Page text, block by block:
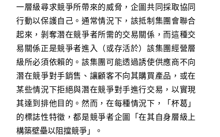
一層級尋求競爭所帶來的威脅，企圖共同採取協同
行動以保護自己。通常情況下，該抵制集團會聯合
起來，剝奪潛在競爭者所需的交易關係，而這種交
易關係正是競爭者進入（或存活於）該集團經營層
級所必須依賴的。該集團可能透過誘使供應商不向
潛在競爭對手銷售、讓顧客不向其購買產品，或在
某些情況下拒絕與潛在競爭對手進行交易，以實現
其達到排他目的。然而，在每種情況下，「杯葛」
的標誌性特徵，都是競爭者企圖「在其自身層級上
構築壁壘以阻擋競爭」。